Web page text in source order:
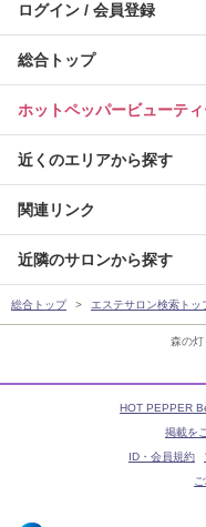
森の灯
ログイン / 会員登録
総合トップ
ホットペッパービューテ
近くのエリアから探す
関連リンク
近隣のサロンから探す
総合トップ エステサロン検索トッ
HOT PEPPER
掲載を
ID・会員規約